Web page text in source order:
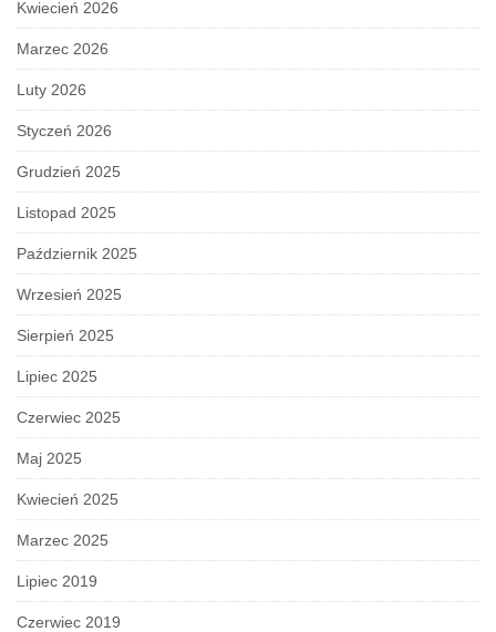
Kwiecień 2026
Marzec 2026
Luty 2026
Styczeń 2026
Grudzień 2025
Listopad 2025
Październik 2025
Wrzesień 2025
Sierpień 2025
Lipiec 2025
Czerwiec 2025
Maj 2025
Kwiecień 2025
Marzec 2025
Lipiec 2019
Czerwiec 2019